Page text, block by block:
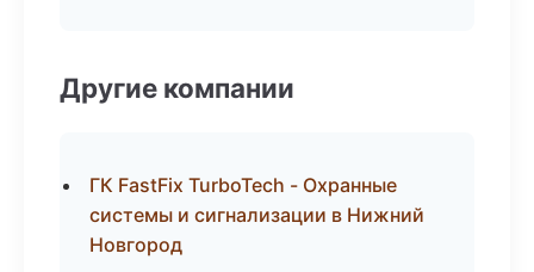
Другие компании
ГК FastFix TurboTech - Охранные
системы и сигнализации в Нижний
Новгород